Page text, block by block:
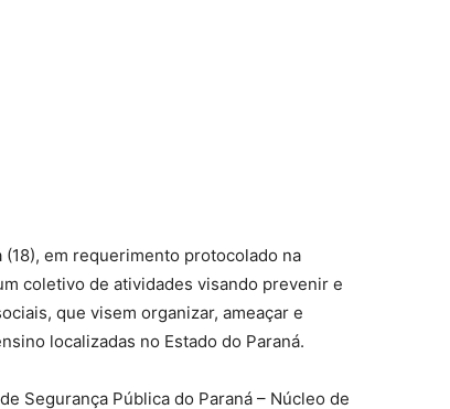
em requerimento protocolado na
coletivo de atividades visando prevenir e
que visem organizar, ameaçar e
localizadas no Estado do Paraná.
Segurança Pública do Paraná – Núcleo de